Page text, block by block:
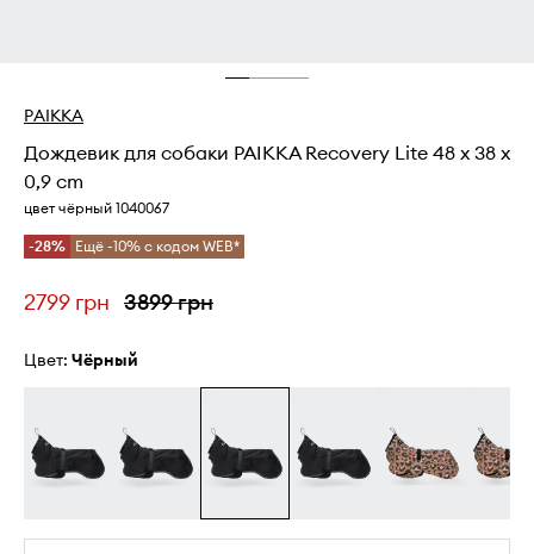
PAIKKA
Дождевик для собаки PAIKKA Recovery Lite 48 x 38 x
0,9 cm
цвет чёрный 1040067
-28% Ещё -10% с кодом WEB*
2799 грн 3899 грн
Цвет: чёрный